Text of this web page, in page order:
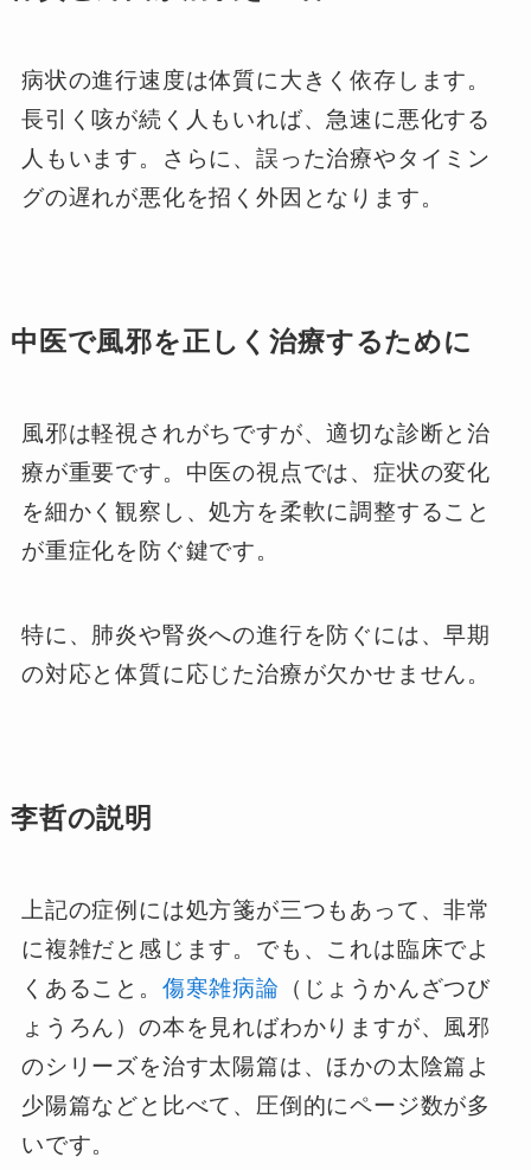
病状の進行速度は体質に大きく依存します。
長引く咳が続く人もいれば、急速に悪化する
人もいます。さらに、誤った治療やタイミン
グの遅れが悪化を招く外因となります。
中医で風邪を正しく治療するために
風邪は軽視されがちですが、適切な診断と治
療が重要です。中医の視点では、症状の変化
を細かく観察し、処方を柔軟に調整すること
が重症化を防ぐ鍵です。
特に、肺炎や腎炎への進行を防ぐには、早期
の対応と体質に応じた治療が欠かせません。
李哲の説明
上記の症例には処方箋が三つもあって、非常
に複雑だと感じます。でも、これは臨床でよ
くあること。 傷寒雑病論 （じょうかんざつび
ょうろん）の本を見ればわかりますが、風邪
のシリーズを治す太陽篇は、ほかの太陰篇よ
少陽篇などと比べて、圧倒的にページ数が多
いです。